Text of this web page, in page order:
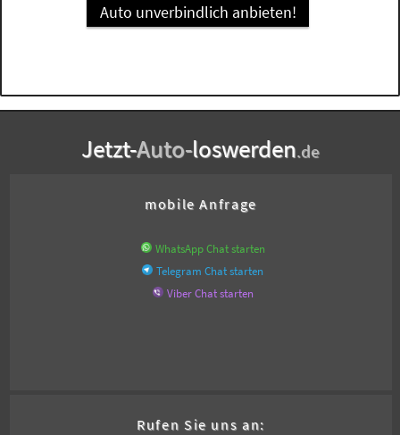
Auto unverbindlich anbieten!
Jetzt-Auto-loswerden.de
mobile Anfrage
WhatsApp Chat starten
Telegram Chat starten
Viber Chat starten
Rufen Sie uns an: